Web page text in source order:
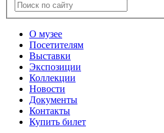
О музее
Посетителям
Выставки
Экспозиции
Коллекции
Новости
Документы
Контакты
Купить билет